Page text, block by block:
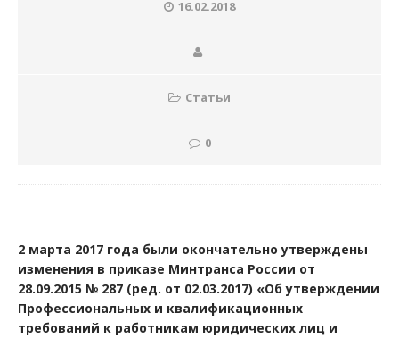
16.02.2018
Статьи
0
2 марта 2017 года были окончательно утверждены
изменения в приказе Минтранса России от
28.09.2015 № 287 (ред. от 02.03.2017) «Об утверждении
Профессиональных и квалификационных
требований к работникам юридических лиц и